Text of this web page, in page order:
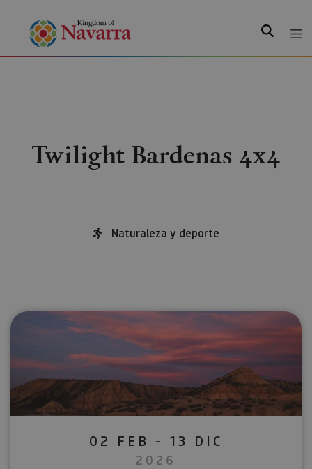
Search
Twilight Bardenas 4x4
Naturaleza y deporte
02 FEB - 13 DIC
2026